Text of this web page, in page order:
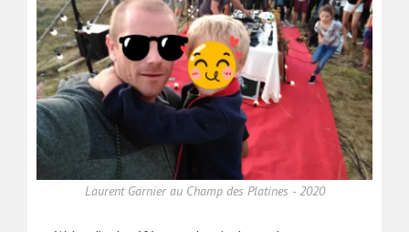
Laurent Garnier au Champ des Platines - 2020